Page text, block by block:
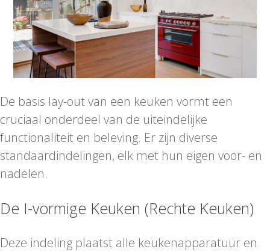
De basis lay-out van een keuken vormt een
cruciaal onderdeel van de uiteindelijke
functionaliteit en beleving. Er zijn diverse
standaardindelingen, elk met hun eigen voor- en
nadelen.
De I-vormige Keuken (Rechte Keuken)
Deze indeling plaatst alle keukenapparatuur en